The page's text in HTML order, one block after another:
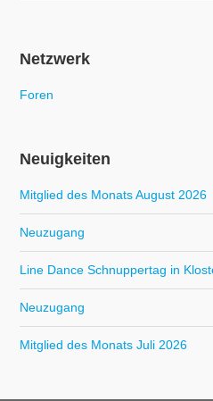
Netzwerk
Foren
Neuigkeiten
Mitglied des Monats August 2026
Neuzugang
Line Dance Schnuppertag in
Neuzugang
Mitglied des Monats Juli 2026